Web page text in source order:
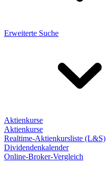
Erweiterte Suche
Aktienkurse
Aktienkurse
Realtime-Aktienkursliste (L&S)
Dividendenkalender
Online-Broker-Vergleich